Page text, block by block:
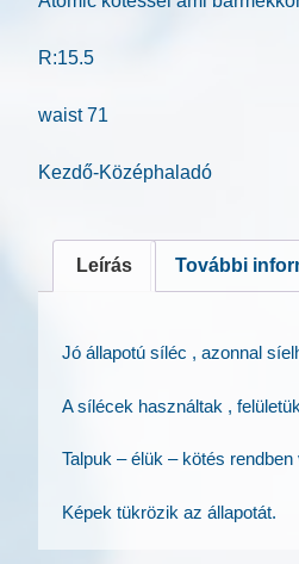
R:15.5
waist 71
Kezdő-Középhaladó
Leírás További
Jó állapotú síléc , azonnal
A sílécek használtak ,
Talpuk – élük – kötés rendben
Képek tükrözik az állapotát.